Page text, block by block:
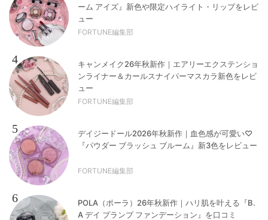
ーム アイズ』新色や限定ハイライト・リップをレビ
ュー
FORTUNE編集部
4
キャンメイク26年秋新作｜エアリーエクステンショ
ンライナー＆カールスナイパーマスカラ新色をレビ
ュー
FORTUNE編集部
5
デイジードール2026年秋新作｜血色感が可愛い♡
『パウダー ブラッシュ ブルーム』新3色をレビュー
FORTUNE編集部
6
POLA（ポーラ）26年秋新作｜ハリ肌を叶える『B.
A デイ プランプ ファンデーション』を口コミ